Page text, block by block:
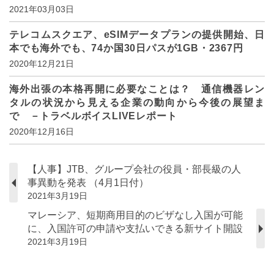
2021年03月03日
テレコムスクエア、eSIMデータプランの提供開始、日
本でも海外でも、74か国30日パスが1GB・2367円
2020年12月21日
海外出張の本格再開に必要なことは？ 通信機器レン
タルの状況から見える企業の動向から今後の展望ま
で －トラベルボイスLIVEレポート
2020年12月16日
【人事】JTB、グループ会社の役員・部長級の人
事異動を発表 （4月1日付）
2021年3月19日
マレーシア、短期商用目的のビザなし入国が可能
に、入国許可の申請や支払いできる新サイト開設
2021年3月19日